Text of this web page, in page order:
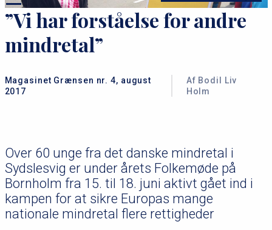
”Vi har forståelse for andre
mindretal”
Magasinet Grænsen nr. 4, august
2017
Af Bodil Liv
Holm
Over 60 unge fra det danske mindretal i
Sydslesvig er under årets Folkemøde på
Bornholm fra 15. til 18. juni aktivt gået ind i
kampen for at sikre Europas mange
nationale mindretal flere rettigheder